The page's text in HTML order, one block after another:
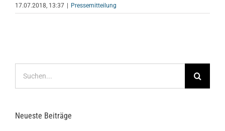
17.07.2018, 13:37 | Pressemitteilung
nach:
Neueste Beiträge